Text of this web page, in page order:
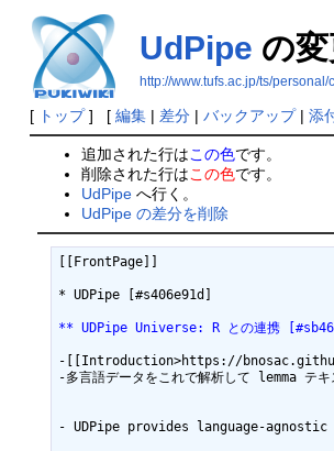
UdPipe の
http://www.tufs.ac.jp/ts/
[ トップ] [ 編集| 差分| バックアップ| 添
追加された行はこの色です。
削除された行はこの色です。
UdPipe へ行く。
UdPipe の差分を削除
[[FrontPage]]
* UDPipe [#s406e91d]
** UDPipe Universe: R との連携
-[[Introduction>https://
-多言語データをこれで解析して lemma テキ
- UDPipe provides language-